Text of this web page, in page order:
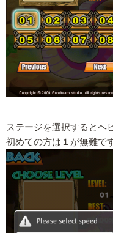
ステージを選択するとヘ
初めての方は１が無難で